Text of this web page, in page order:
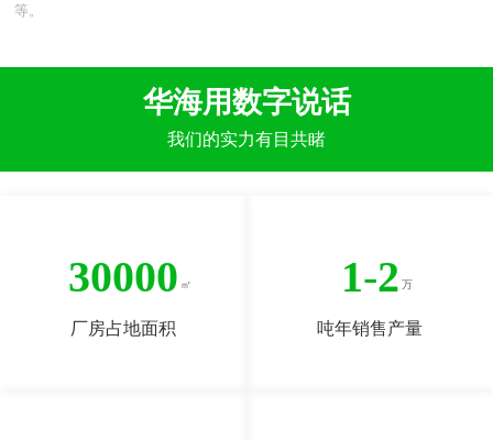
等。
华海用数字说话
我们的实力有目共睹
30000
厂房占地面积
1-2
吨年销售产量